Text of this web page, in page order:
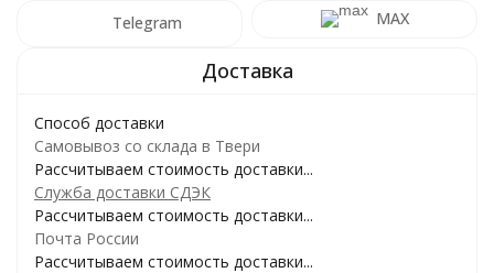
Telegram MAX
Способ доставки
Самовывоз со склада в Твери
Рассчитываем стоимость доставки...
Служба доставки СДЭК
Рассчитываем стоимость доставки...
Почта России
Рассчитываем стоимость доставки...